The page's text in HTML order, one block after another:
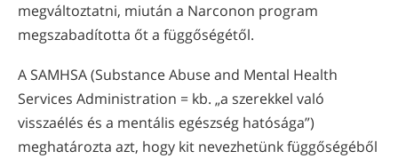
megváltoztatni, miután a Narconon program
megszabadította őt a függőségétől.
A SAMHSA (Substance Abuse and Mental Health
Services Administration = kb. „a szerekkel való
visszaélés és a mentális egészség hatósága”)
meghatározta azt, hogy kit nevezhetünk függőségéből